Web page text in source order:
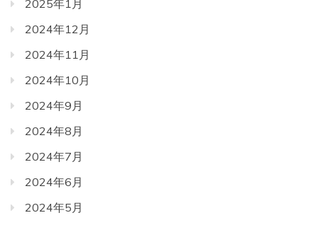
2025年1月
2024年12月
2024年11月
2024年10月
2024年9月
2024年8月
2024年7月
2024年6月
2024年5月